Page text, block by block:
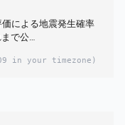
部掲
による地震発生確率
で公…
in your timezone)